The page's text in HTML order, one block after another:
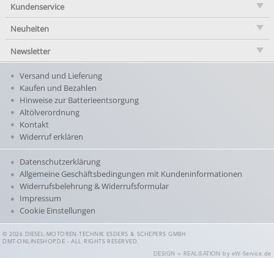
Kundenservice
Neuheiten
Newsletter
Versand und Lieferung
Kaufen und Bezahlen
Hinweise zur Batterieentsorgung
Altölverordnung
Kontakt
Widerruf erklären
Datenschutzerklärung
Allgemeine Geschäftsbedingungen mit Kundeninformationen
Widerrufsbelehrung & Widerrufsformular
Impressum
Cookie Einstellungen
© 2026 DIESEL-MOTOREN-TECHNIK ESDERS & SCHEPERS GMBH
DMT-ONLINESHOP.DE - ALL RIGHTS RESERVED.
DESIGN + REALISATION by eW-Service.de